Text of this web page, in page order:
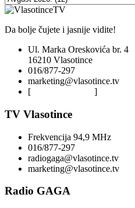
Da bolje čujete i jasnije vidite!
Ul. Marka Oreskovića br. 4
16210 Vlasotince
016/877-297
marketing@vlasotince.tv
[
]
TV Vlasotince
Frekvencija 94,9 MHz
016/877-297
radiogaga@vlasotince.tv
marketing@vlasotince.tv
Radio GAGA